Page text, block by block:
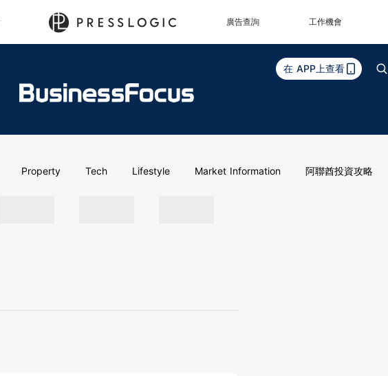
廣告查詢 工作機會
在 APP上查看
Property Tech Lifestyle Market Information 阿聯酋投資攻略